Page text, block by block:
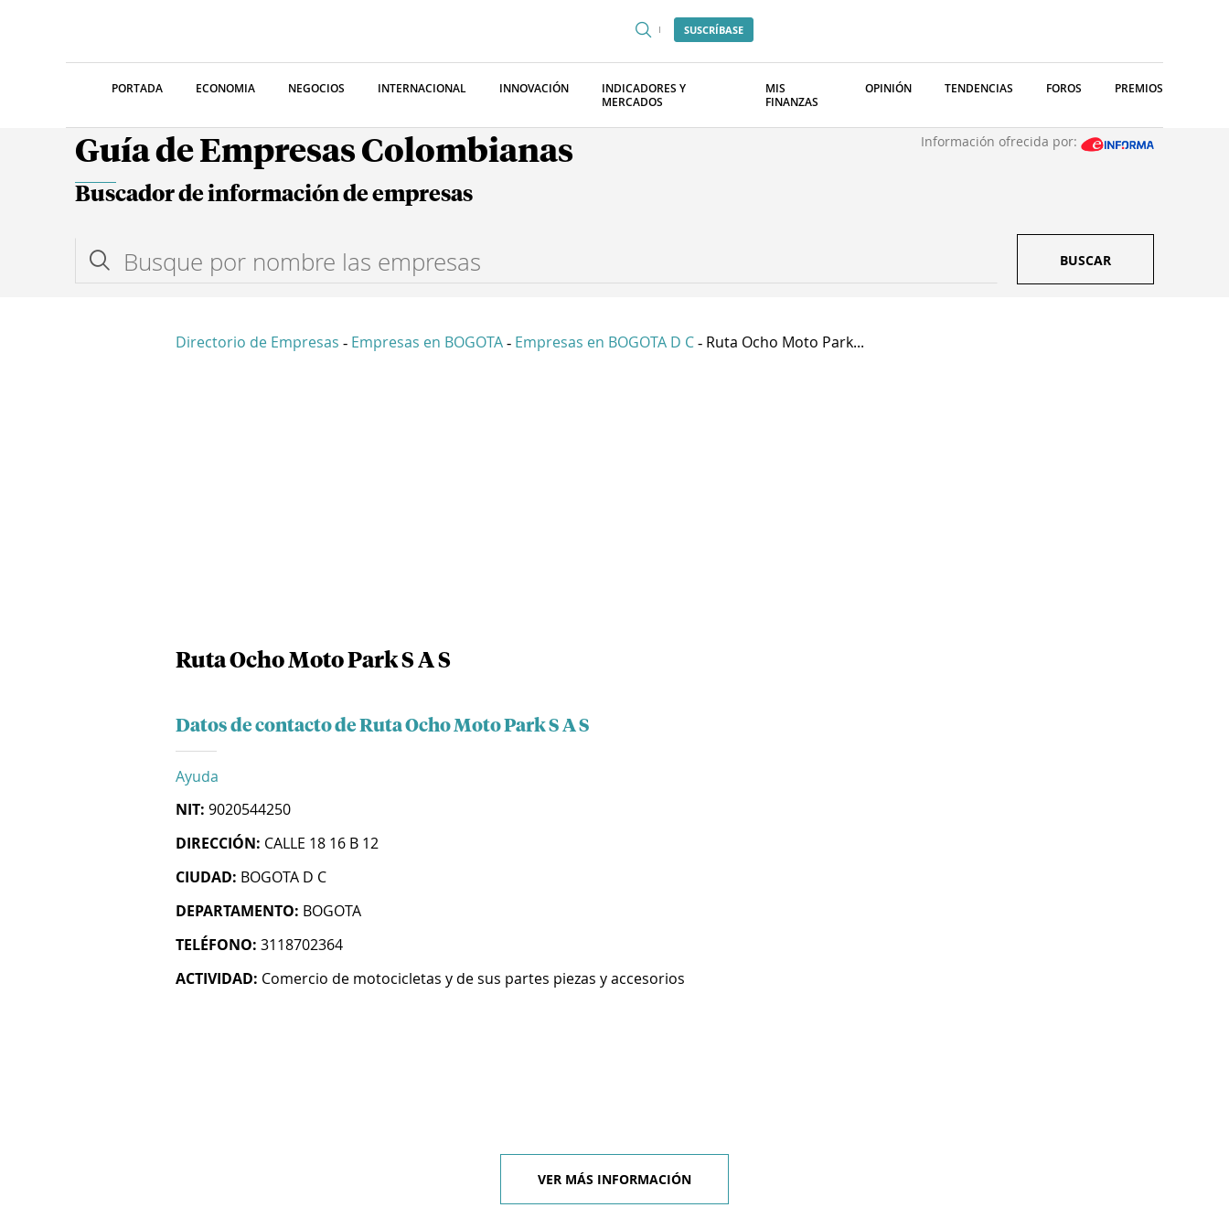
SUSCRÍBASE
PORTADA ECONOMIA NEGOCIOS INTERNACIONAL INNOVACIÓN
INDICADORES Y
MERCADOS
MIS
FINANZAS
OPINIÓN TENDENCIAS FOROS PREMIOS
Guía de Empresas Colombianas Información ofrecida por:
Buscador de información de empresas
BUSCAR
Directorio de Empresas - Empresas en BOGOTA - Empresas en BOGOTA D C - Ruta Ocho Moto Park...
Ruta Ocho Moto Park S A S
Datos de contacto de Ruta Ocho Moto Park S A S
Ayuda
NIT: 9020544250
DIRECCIÓN: CALLE 18 16 B 12
CIUDAD: BOGOTA D C
DEPARTAMENTO: BOGOTA
TELÉFONO: 3118702364
ACTIVIDAD: Comercio de motocicletas y de sus partes piezas y accesorios
VER MÁS INFORMACIÓN